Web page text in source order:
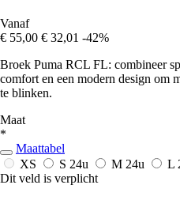
Vanaf
€ 55,00 € 32,01 -42%
Broek Puma RCL FL: combineer
comfort en een modern design om
te blinken.
Maat
*
Maattabel
XS
S 24u M 24u L
Dit veld is verplicht